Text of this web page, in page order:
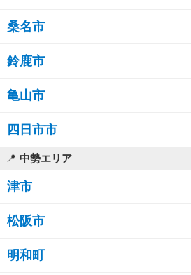
桑名市
鈴鹿市
亀山市
四日市市
中勢エリア
津市
松阪市
明和町